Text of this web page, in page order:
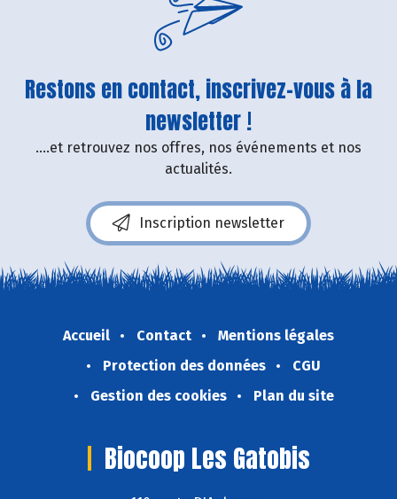
Restons en contact, inscrivez-vous à la
newsletter !
....et retrouvez nos offres, nos événements et nos
actualités.
Inscription newsletter
Accueil Contact
Mentions légales
Protection des données
CGU
Gestion des cookies
Plan du site
Biocoop Les Gatobis